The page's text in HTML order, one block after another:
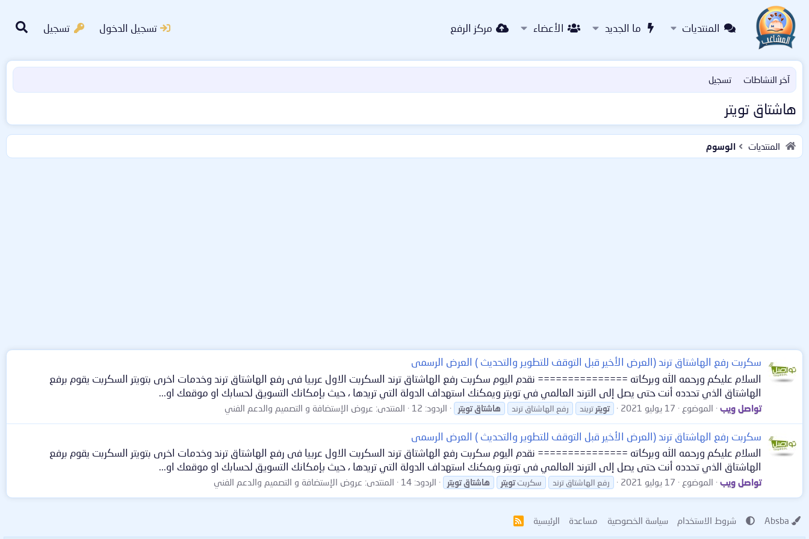
المنتديات ما الجديد الأعضاء مركز الرفع تسجيل الدخول تسجيل
آخر النشاطات تسجيل
هاشتاق تويتر
المنتديات الوسوم
سكربت رفع الهاشتاق ترند (العرض الأخير قبل التوقف للتطوير والتحديث ) العرض الرسمى
السلام عليكم ورحمه الله وبركاته =============== نقدم اليوم سكربت رفع الهاشتاق ترند السكربت الاول عربيا فى رفع الهاشتاق ترند وخدمات اخرى بتويتر السكربت يقوم برفع
الهاشتاق الذي تحدده أنت حتى يصل إلى الترند العالمي في تويتر ويمكنك استهداف الدولة التي تريدها ، حيث بإمكانك التسويق لحسابك او موقعك او...
تواصل ويب الموضوع 17 يوليو 2021 تويتر تريند رفع الهاشتاق ترند هاشتاقتويتر الردود: 12 المنتدى: عروض الإستضافة و التصميم والدعم الفني
سكربت رفع الهاشتاق ترند (العرض الأخير قبل التوقف للتطوير والتحديث ) العرض الرسمى
السلام عليكم ورحمه الله وبركاته =============== نقدم اليوم سكربت رفع الهاشتاق ترند السكربت الاول عربيا فى رفع الهاشتاق ترند وخدمات اخرى بتويتر السكربت يقوم برفع
الهاشتاق الذي تحدده أنت حتى يصل إلى الترند العالمي في تويتر ويمكنك استهداف الدولة التي تريدها ، حيث بإمكانك التسويق لحسابك او موقعك او...
تواصل ويب الموضوع 17 يوليو 2021 رفع الهاشتاق ترند سكربتتويتر هاشتاقتويتر الردود: 14 المنتدى: عروض الإستضافة و التصميم والدعم الفني
شروط الاستخدام سياسة الخصوصية مساعدة الرئيسية
R